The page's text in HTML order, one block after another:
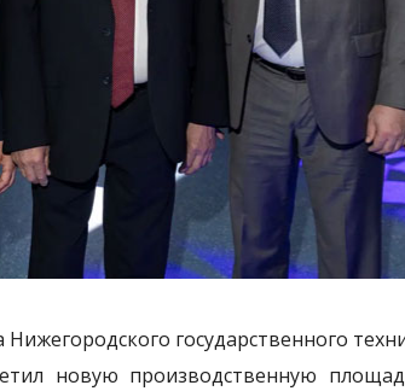
государственного
новую производственную